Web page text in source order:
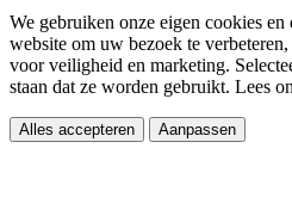
We gebruiken onze eigen cookies
website om uw bezoek te
voor veiligheid en marketing.
staan dat ze worden gebruikt. Lees
Alles accepteren Aanpassen